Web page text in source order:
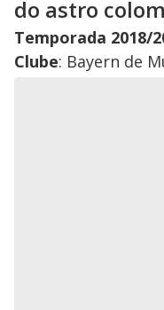
do astro
Temporada 2018/
Clube: Bayern de